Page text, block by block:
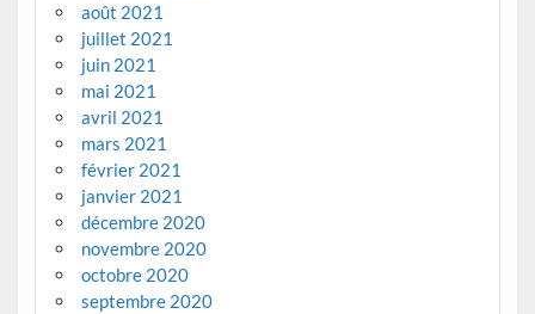
août 2021
juillet 2021
juin 2021
mai 2021
avril 2021
mars 2021
février 2021
janvier 2021
décembre 2020
novembre 2020
octobre 2020
septembre 2020